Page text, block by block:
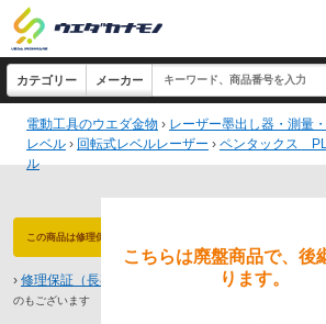
電動工具のウエダ金物 › レーザー墨出し器・測量
レベル › 回転式レベルレーザー › ペンタックス
ル
この商品は修理保証 対象商品です（最長3年保証）永久防犯登録付！
› 修理保証（長期保証）とは
※商品によっては1年や2年
のもございます
こちらは廃盤商品で、後
ります。